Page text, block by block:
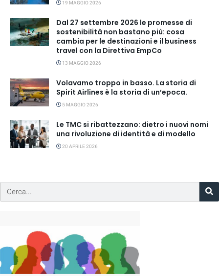
19 MAGGIO 2026
Dal 27 settembre 2026 le promesse di
sostenibilità non bastano più: cosa
cambia per le destinazioni e il business
travel con la Direttiva EmpCo
13 MAGGIO 2026
Volavamo troppo in basso. La storia di
Spirit Airlines è la storia di un’epoca.
5 MAGGIO 2026
Le TMC si ribattezzano: dietro i nuovi nomi
una rivoluzione di identità e di modello
20 APRILE 2026